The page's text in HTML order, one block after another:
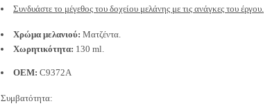
Συνδυάστε το μέγεθος του δοχείου μελάνης με τις ανάγκες του έργου.
Χρώμα μελανιού: Ματζέντα.
Χωρητικότητα: 130 ml.
OEM: C9372A
Συμβατότητα: